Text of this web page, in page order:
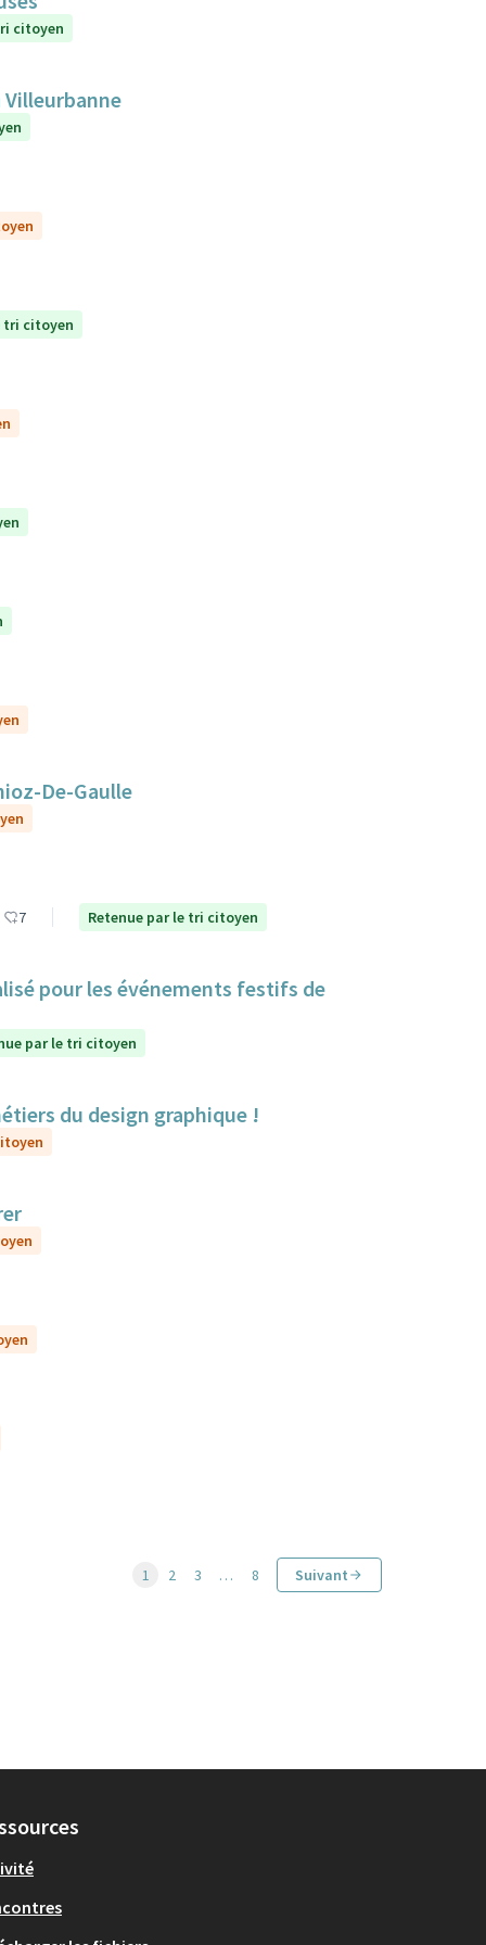
citoyen
tri citoyen
De-Gaulle
7 Retenue par le tri citoyen
pour les événements festifs de
par le tri citoyen
du design graphique !
1 2 3 … 8 Suivant